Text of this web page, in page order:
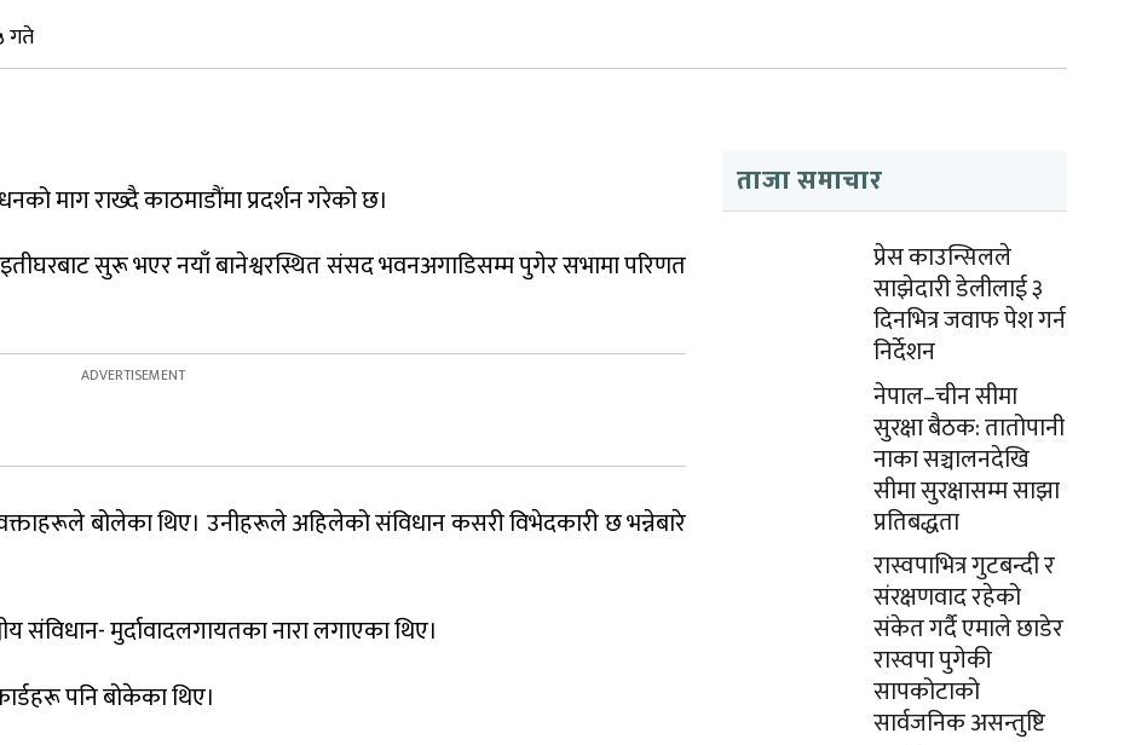
गते
माग राख्दै काठमाडौंमा प्रदर्शन गरेको छ।
सुरू भएर नयाँ बानेश्वरस्थित संसद भवनअगाडिसम्म पुगेर सभामा परिणत
वक्ताहरूले बोलेका थिए। उनीहरूले अहिलेको संविधान कसरी विभेदकारी छ भन्नेबारे
संविधान- मुर्दावादलगायतका नारा लगाएका थिए।
पनि बोकेका थिए।
ताजा समाचार
प्रेस काउन्सिलले
साझेदारी डेलीलाई ३
दिनभित्र जवाफ पेश गर्न
निर्देशन
नेपाल–चीन सीमा
सुरक्षा बैठक: तातोपानी
नाका सञ्चालनदेखि
सीमा सुरक्षासम्म साझा
प्रतिबद्धता
रास्वपाभित्र गुटबन्दी र
संरक्षणवाद रहेको
संकेत गर्दै एमाले छाडेर
रास्वपा पुगेकी
सापकोटाको
सार्वजनिक असन्तुष्टि